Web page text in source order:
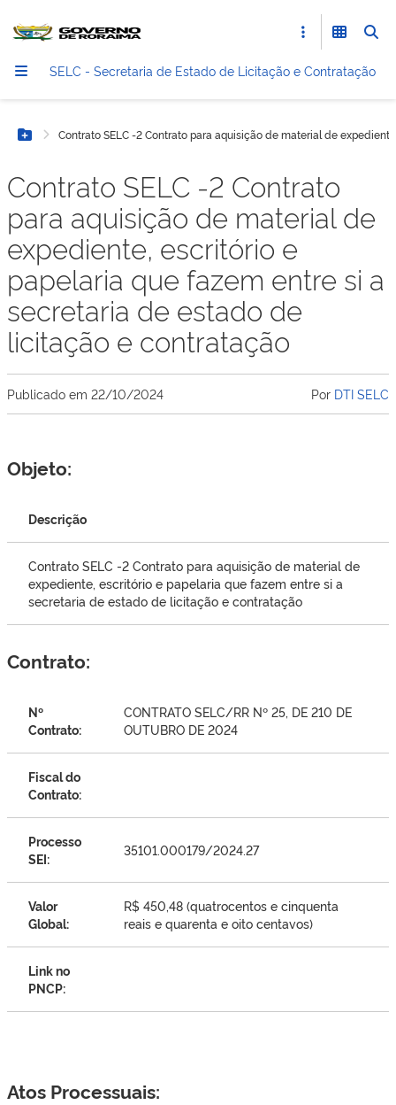
SELC - Secretaria de Estado de Licitação e Contratação
Botão Menu
Contrato SELC -2 Contrato para aquisição de material de
Contrato SELC -2 Contrato
para aquisição de material de
expediente, escritório e
papelaria que fazem entre si a
secretaria de estado de
licitação e contratação
Publicado em 22/10/2024 Por DTI SELC
Objeto:
Descrição
Contrato SELC -2 Contrato para aquisição de material de
expediente, escritório e papelaria que fazem entre si a
secretaria de estado de licitação e contratação
Contrato:
Nº
Contrato:
CONTRATO SELC/RR Nº 25, DE 210 DE
OUTUBRO DE 2024
Fiscal do
Contrato:
Processo
SEI:
35101.000179/2024.27
Valor
Global:
R$ 450,48 (quatrocentos e cinquenta
reais e quarenta e oito centavos)
Link no
PNCP:
Atos Processuais: